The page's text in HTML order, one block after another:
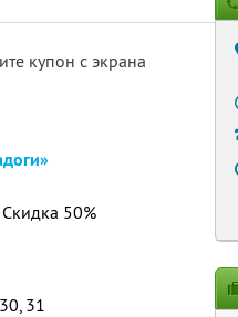
купон с экрана
50%
31